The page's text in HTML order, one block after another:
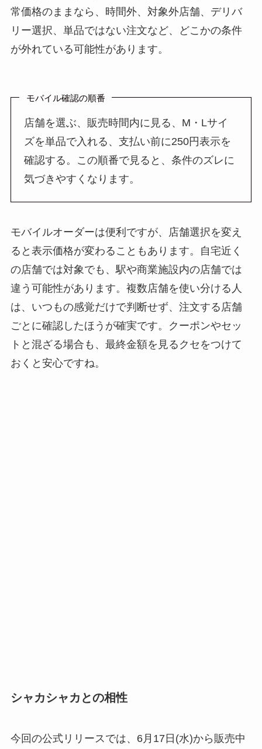
常価格のままなら、時間外、対象外店舗、デリバ
リー選択、単品ではない注文など、どこかの条件
が外れている可能性があります。
モバイル確認の順番
店舗を選ぶ、販売時間内に見る、M・Lサイ
ズを単品で入れる、支払い前に250円表示を
確認する。この順番で見ると、条件のズレに
気づきやすくなります。
モバイルオーダーは便利ですが、店舗選択を変え
ると表示価格が変わることもあります。自宅近く
の店舗では対象でも、駅や商業施設内の店舗では
違う可能性があります。複数店舗を使い分ける人
は、いつもの感覚だけで判断せず、注文する店舗
ごとに確認したほうが確実です。クーポンやセッ
トと混ざる場合も、最終金額を見るクセをつけて
おくと安心ですね。
シャカシャカとの相性
今回の公式リリースでは、6月17日(水)から販売中